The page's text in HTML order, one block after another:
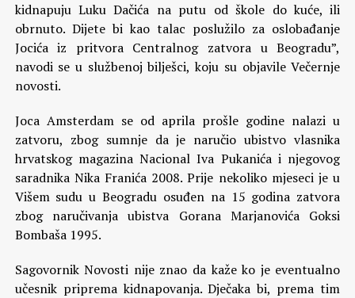
kidnapuju Luku Dačića na putu od škole do kuće, ili
obrnuto. Dijete bi kao talac poslužilo za oslobađanje
Jocića iz pritvora Centralnog zatvora u Beogradu”,
navodi se u službenoj bilješci, koju su objavile Večernje
novosti.
Joca Amsterdam se od aprila prošle godine nalazi u
zatvoru, zbog sumnje da je naručio ubistvo vlasnika
hrvatskog magazina Nacional Iva Pukanića i njegovog
saradnika Nika Franića 2008. Prije nekoliko mjeseci je u
Višem sudu u Beogradu osuđen na 15 godina zatvora
zbog naručivanja ubistva Gorana Marjanovića Goksi
Bombaša 1995.
Sagovornik Novosti nije znao da kaže ko je eventualno
učesnik priprema kidnapovanja. Dječaka bi, prema tim